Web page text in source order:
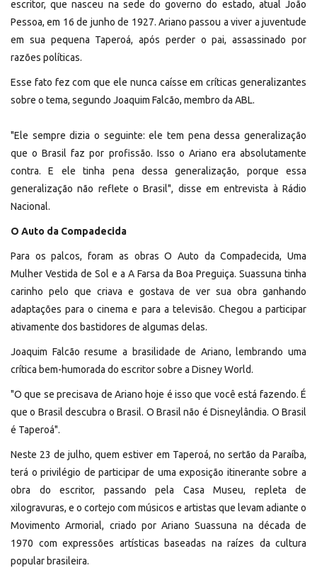
escritor, que nasceu na sede do governo do estado, atual João
Pessoa, em 16 de junho de 1927. Ariano passou a viver a juventude
em sua pequena Taperoá, após perder o pai, assassinado por
razões políticas.
Esse fato fez com que ele nunca caísse em críticas generalizantes
sobre o tema, segundo Joaquim Falcão, membro da ABL.
"Ele sempre dizia o seguinte: ele tem pena dessa generalização
que o Brasil faz por profissão. Isso o Ariano era absolutamente
contra. E ele tinha pena dessa generalização, porque essa
generalização não reflete o Brasil", disse em entrevista à Rádio
Nacional.
O Auto da Compadecida
Para os palcos, foram as obras O Auto da Compadecida, Uma
Mulher Vestida de Sol e a A Farsa da Boa Preguiça. Suassuna tinha
carinho pelo que criava e gostava de ver sua obra ganhando
adaptações para o cinema e para a televisão. Chegou a participar
ativamente dos bastidores de algumas delas.
Joaquim Falcão resume a brasilidade de Ariano, lembrando uma
crítica bem-humorada do escritor sobre a Disney World.
"O que se precisava de Ariano hoje é isso que você está fazendo. É
que o Brasil descubra o Brasil. O Brasil não é Disneylândia. O Brasil
é Taperoá".
Neste 23 de julho, quem estiver em Taperoá, no sertão da Paraíba,
terá o privilégio de participar de uma exposição itinerante sobre a
obra do escritor, passando pela Casa Museu, repleta de
xilogravuras, e o cortejo com músicos e artistas que levam adiante o
Movimento Armorial, criado por Ariano Suassuna na década de
1970 com expressões artísticas baseadas na raízes da cultura
popular brasileira.